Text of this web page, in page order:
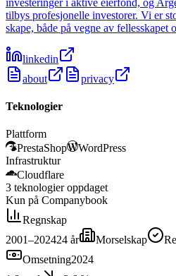
tilbys profesjonelle investorer. Vi er
skape, både på vegne av fellesskapet
linkedin
about
privacy
Teknologier
Plattform
PrestaShop
WordPress
Infrastruktur
Cloudflare
3 teknologier oppdaget
Kun på Companybook
Regnskap
2001–202424 år Morselskap
Omsetning2024